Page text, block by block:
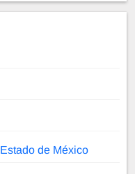
Estado de México